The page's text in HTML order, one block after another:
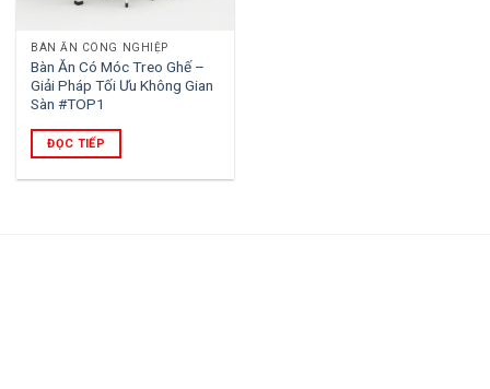
BÀN ĂN CÔNG NGHIỆP
Bàn Ăn Có Móc Treo Ghế –
Giải Pháp Tối Ưu Không Gian
Sàn #TOP1
ĐỌC TIẾP